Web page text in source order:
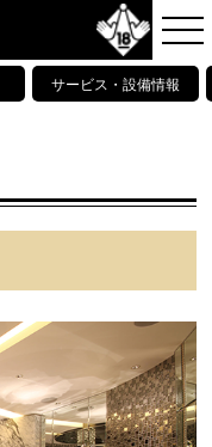
サービス・設備情報